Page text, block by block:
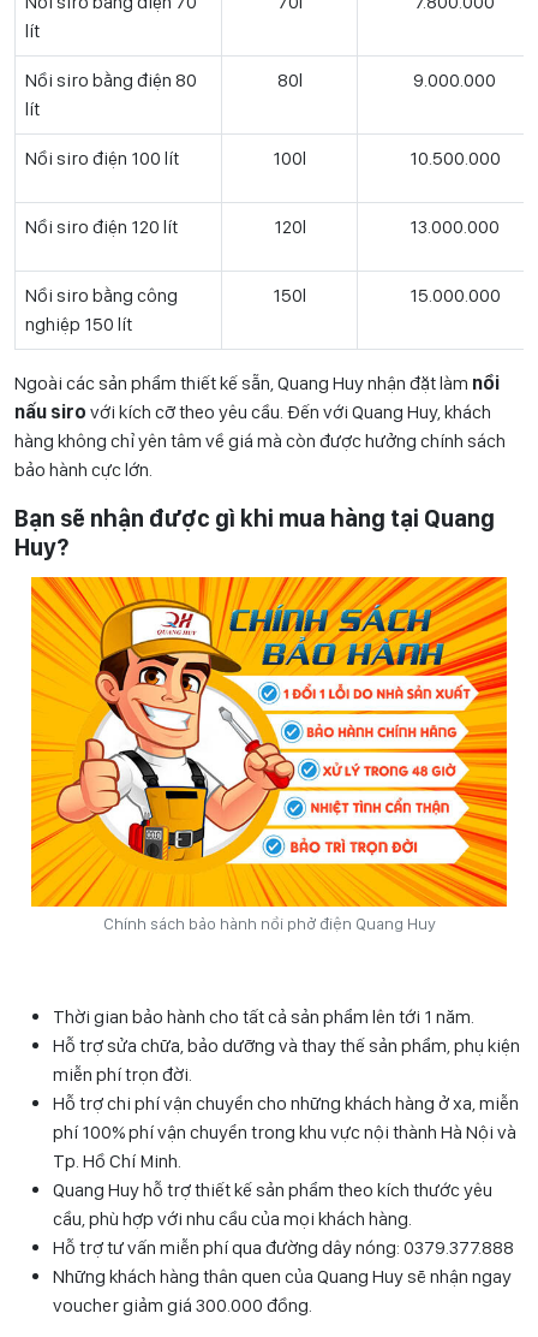
lít
Nồi siro bằng điện 80
lít
80l 9.000.000
Nồi siro điện 100 lít 100l 10.500.000
Nồi siro điện 120 lít 120l 13.000.000
Nồi siro bằng công
nghiệp 150 lít
150l 15.000.000
Ngoài các sản phẩm thiết kế sẵn, Quang Huy nhận đặt làm nồi
nấu siro với kích cỡ theo yêu cầu. Đến với Quang Huy, khách
hàng không chỉ yên tâm về giá mà còn được hưởng chính sách
bảo hành cực lớn.
Bạn sẽ nhận được gì khi mua hàng tại Quang
Huy?
Chính sách bảo hành nồi phở điện Quang Huy
Thời gian bảo hành cho tất cả sản phẩm lên tới 1 năm.
Hỗ trợ sửa chữa, bảo dưỡng và thay thế sản phẩm, phụ kiện
miễn phí trọn đời.
Hỗ trợ chi phí vận chuyển cho những khách hàng ở xa, miễn
phí 100% phí vận chuyển trong khu vực nội thành Hà Nội và
Tp. Hồ Chí Minh.
Quang Huy hỗ trợ thiết kế sản phẩm theo kích thước yêu
cầu, phù hợp với nhu cầu của mọi khách hàng.
Hỗ trợ tư vấn miễn phí qua đường dây nóng: 0379.377.888
Những khách hàng thân quen của Quang Huy sẽ nhận ngay
voucher giảm giá 300.000 đồng.